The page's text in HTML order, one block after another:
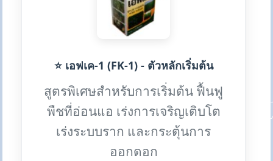
⭐ เอฟเค-1 (FK-1) - ตัวหลักเริ่มต้น
สูตรพิเศษสำหรับการเริ่มต้น ฟื้นฟู
พืชที่อ่อนแอ เร่งการเจริญเติบโต
เร่งระบบราก และกระตุ้นการ
ออกดอก